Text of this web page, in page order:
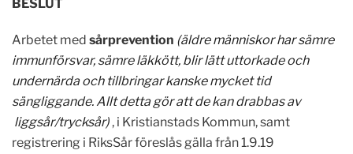
BESLUT
Arbetet med sårprevention (äldre människor har sämre
immunförsvar, sämre läkkött, blir lätt uttorkade och
undernärda och tillbringar kanske mycket tid
sängliggande. Allt detta gör att de kan drabbas av
liggsår/trycksår) , i Kristianstads Kommun, samt
registrering i RiksSår föreslås gälla från 1.9.19